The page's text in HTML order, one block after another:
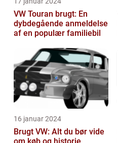
VW Touran brugt: En
dybdegående anmeldelse
af en populær familiebil
16 januar 2024
Brugt VW: Alt du bør vide
om køb og historie